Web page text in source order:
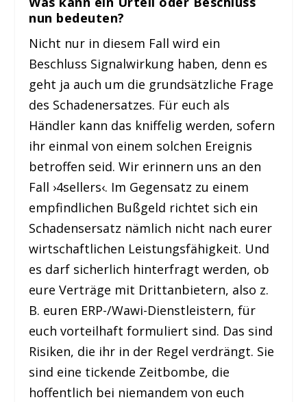
nun bedeuten?
Nicht nur in diesem Fall wird ein
Beschluss Signalwirkung haben, denn es
geht ja auch um die grundsätzliche Frage
des Schadenersatzes. Für euch als
Händler kann das kniffelig werden, sofern
ihr einmal von einem solchen Ereignis
betroffen seid. Wir erinnern uns an den
Fall ›4sellers‹. Im Gegensatz zu einem
empfindlichen Bußgeld richtet sich ein
Schadensersatz nämlich nicht nach eurer
wirtschaftlichen Leistungsfähigkeit. Und
es darf sicherlich hinterfragt werden, ob
eure Verträge mit Drittanbietern, also z.
B. euren ERP-/Wawi-Dienstleistern, für
euch vorteilhaft formuliert sind. Das sind
Risiken, die ihr in der Regel verdrängt. Sie
sind eine tickende Zeitbombe, die
hoffentlich bei niemandem von euch